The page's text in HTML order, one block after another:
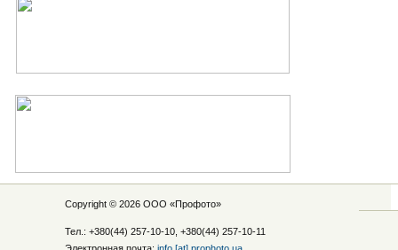
Copyright © 2026 ООО «Профото»
Тел.: +380(44) 257-10-10, +380(44) 257-10-11